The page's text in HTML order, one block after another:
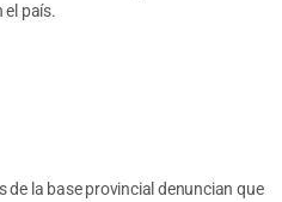
el país.
de la base provincial denuncian que